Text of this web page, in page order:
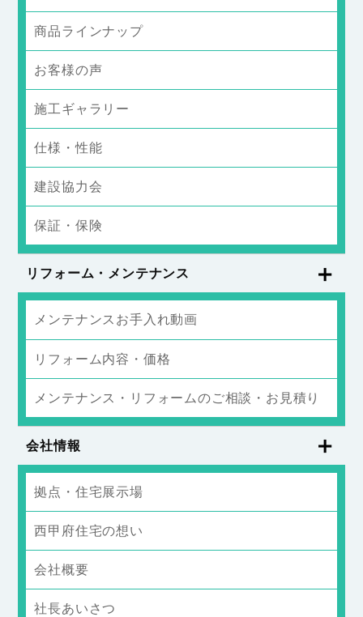
商品ラインナップ
お客様の声
施工ギャラリー
仕様・性能
建設協力会
保証・保険
リフォーム・メンテナンス
メンテナンスお手入れ動画
リフォーム内容・価格
メンテナンス・リフォームのご相談・お見積り
会社情報
拠点・住宅展示場
西甲府住宅の想い
会社概要
社長あいさつ